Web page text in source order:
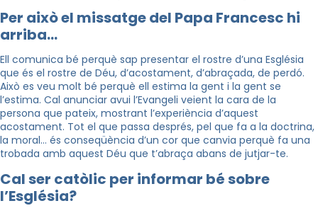
Per això el missatge del Papa Francesc hi
arriba…
Ell comunica bé perquè sap presentar el rostre d’una Església
que és el rostre de Déu, d’acostament, d’abraçada, de perdó.
Això es veu molt bé perquè ell estima la gent i la gent se
l’estima. Cal anunciar avui l’Evangeli veient la cara de la
persona que pateix, mostrant l’experiència d’aquest
acostament. Tot el que passa després, pel que fa a la doctrina,
la moral… és conseqüència d’un cor que canvia perquè fa una
trobada amb aquest Déu que t’abraça abans de jutjar-te.
Cal ser catòlic per informar bé sobre
l’Església?